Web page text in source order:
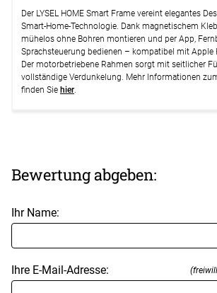
Der LYSEL HOME Smart Frame vereint elegantes
Smart-Home-Technologie. Dank magnetischem
mühelos ohne Bohren montieren und per App,
Sprachsteuerung bedienen – kompatibel mit Apple
Der motorbetriebene Rahmen sorgt mit seitlicher
vollständige Verdunkelung. Mehr Informationen
finden Sie hier.
Bewertung abgeben:
Ihr Name:
Ihre E-Mail-Adresse: